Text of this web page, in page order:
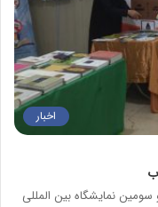
اخبار
نمایشگاه بین المللی